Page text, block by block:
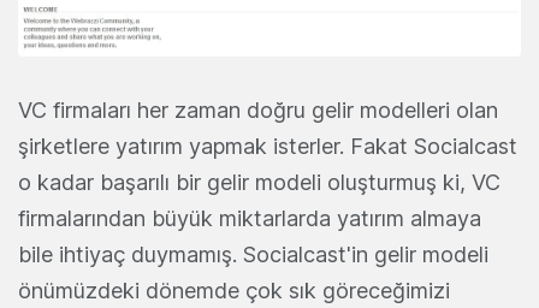
VC firmaları her zaman doğru gelir modelleri olan
şirketlere yatırım yapmak isterler. Fakat Socialcast
o kadar başarılı bir gelir modeli oluşturmuş ki, VC
firmalarından büyük miktarlarda yatırım almaya
bile ihtiyaç duymamış. Socialcast'in gelir modeli
önümüzdeki dönemde çok sık göreceğimizi